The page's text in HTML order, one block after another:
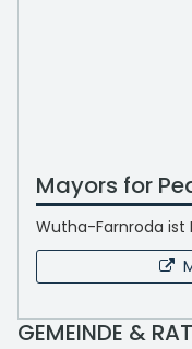
Mayors for
Wutha-Farnroda ist
GEMEINDE &